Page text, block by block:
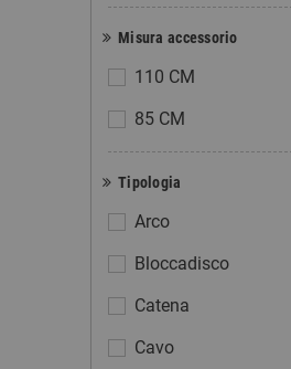
Misura accessorio
110 CM
85 CM
Tipologia
Arco
Bloccadisco
Catena
Cavo